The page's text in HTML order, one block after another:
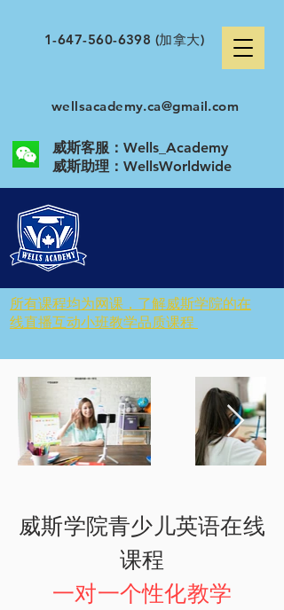
1-647-560-6398 (加拿大)
wellsacademy.ca@gmail.com
威斯客服：Wells_Academy
​威斯助理：WellsWorldwide
所有课程均为网课，了解威斯学院的在
线直播互动小班教学品质课程
威斯学院青少儿英语在线
课程
一对一个性化教学